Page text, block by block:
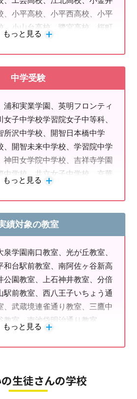
ていたのに明光には楽しそうに通えて
しく、授業もよくわかる
す」
お通いの保護者様からいただいている
いる生徒さん、できるようになりたい
に、一人ひとりに寄り添う塾です。
校のお悩みなどを気軽に相談していた
学、東洋大学、東洋学園大学、
科大学、日本大学、日本女子大
、福岡大学、文教学院大学、法
科大学、明星大学、目白大学、
、小平高校、小平西高校、小平
、小山台高校、鷺宮高校、桜町
、新宿山吹高校、杉並高校、杉
高校、世田谷総合高校、総合芸
高校、第三商業高校、第四商業
歳丘高校、千早高校、調布北高
、東京学芸大学附属国際中等教
京工業高等専門学校、豊島高
練馬高校、練馬工科高校、農業
八王子北高校、八王子桑志高
校、羽村高校、東村山高校、東
日野台高校、府中高校、府中工
、南平高校、武蔵丘高校、武蔵
◆私立高校◆岩倉高校、英明フ
関東国際高校、関東第一高校、
楽大学附属高校、クラーク国際
校、共立女子第二高校、啓明学
学付属高校、佼成学園女子高
桜丘高校、サレジアン国際学園
属高校、大成高校、大東文化大
学第一高校、立川女子高校、千
もっと見る
中学受験
浦和実業学園、英明フロンティ
子中学校学習院女子中等科、
所沢中学校、開智日本橋中学
、開智未来中学校、学習院中学
神田女学院中学校、吉祥寺学園
中学校、共立女子中学校、京華
我山中学校、サレジアン国際学
品川翔英中学校、淑徳中学校、
校、修徳中学校、十文字中学
北埼玉中学校、昭和学院中学
付属中学校、駿台学園中学校、
学園中学校、聖望学園中学校、
明徳中学校、筑波大学付属中学
校、トキワ松中学校、獨協埼玉
校、日本大学豊山女子中学校、
小石川中学校、藤村女子中学
学園中学校、三輪田学園中学
校、武蔵野大学中学校、目黒学
もっと見る
績対象の教室
学園南口教室、光が丘教室、
和台駅前教室、南阿佐ヶ谷新高
公園教室、上石神井教室、分倍
駅前教室、西八王子いちょう通
、武蔵境連雀通り教室、三鷹中
教室、南池袋明治通り教室、
井草教室、ひばりヶ丘教室、関
泉風致地区教室、小竹向原教室
もっと見る
生徒さんの学校